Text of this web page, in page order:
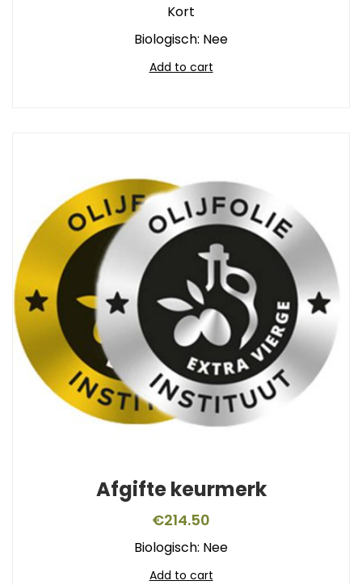
Kort
Biologisch: Nee
Add to cart
Afgifte keurmerk
€214.50
Biologisch: Nee
Add to cart